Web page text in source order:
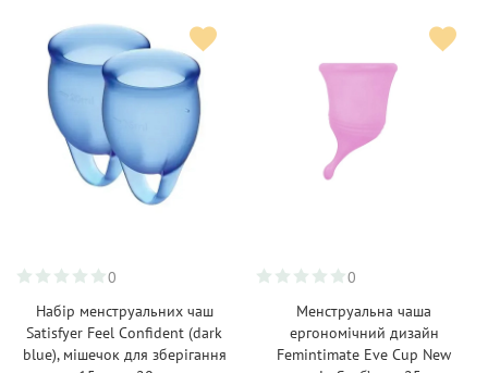
0
Набір менструальних чаш
Satisfyer Feel Confident (dark
blue), мішечок для зберігання
0
Менструальна чаша
ергономічний дизайн
Femintimate Eve Cup New